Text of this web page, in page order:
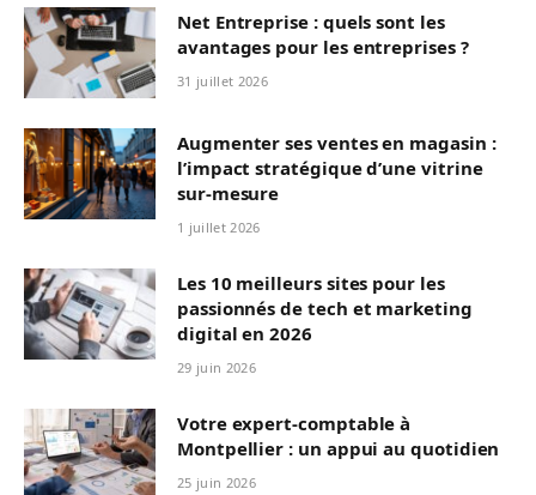
Net Entreprise : quels sont les
avantages pour les entreprises ?
31 juillet 2026
Augmenter ses ventes en magasin :
l’impact stratégique d’une vitrine
sur-mesure
1 juillet 2026
Les 10 meilleurs sites pour les
passionnés de tech et marketing
digital en 2026
29 juin 2026
Votre expert-comptable à
Montpellier : un appui au quotidien
25 juin 2026